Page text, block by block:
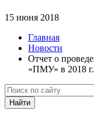
15 июня 2018
Главная
Новости
Отчет о
«ПМУ» в 2018 г.
Найти